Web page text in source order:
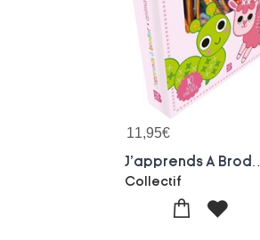
11,95€
Collectif